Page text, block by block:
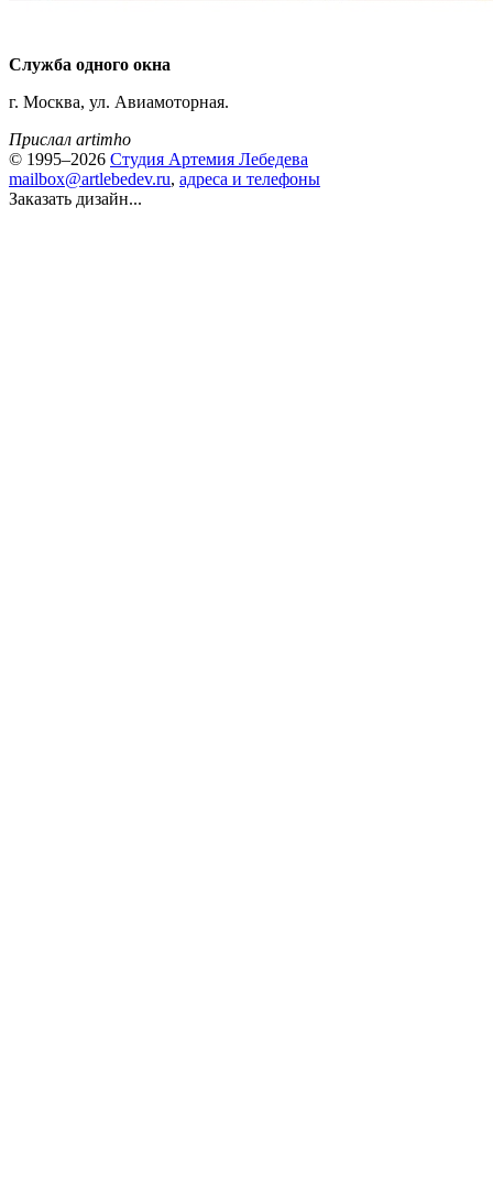
Служба одного окна
г. Москва, ул. Авиамоторная.
Прислал artimho
© 1995–2026 Студия Артемия Лебедева
mailbox@artlebedev.ru, адреса и телефоны
Заказать дизайн...